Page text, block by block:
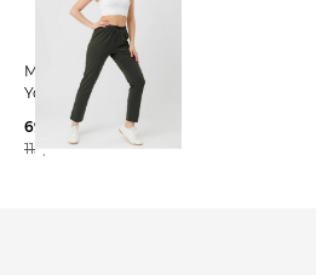
Mandala | Damen
Yoga Tights Slim Fit
69,95 €
115,00 €